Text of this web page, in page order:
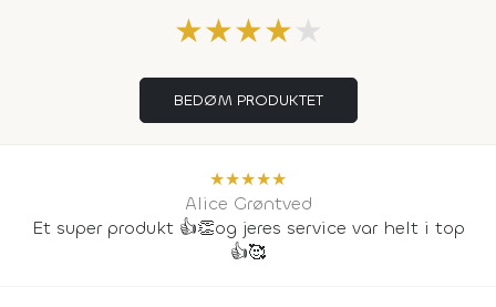
★★★★★
BEDØM PRODUKTET
★★★★★
Alice Grøntved
Et super produkt 👍👏og jeres service var helt i top
👍🥰